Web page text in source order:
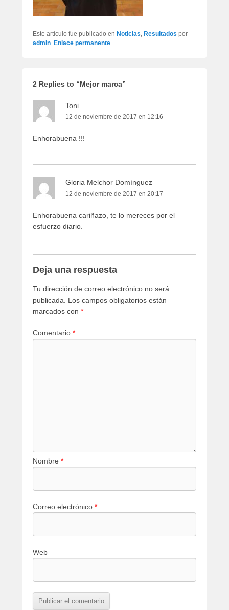
Este artículo fue publicado en Noticias, Resultados por
admin. Enlace permanente.
2 Replies to “Mejor marca”
Toni
12 de noviembre de 2017 en 12:16
Enhorabuena !!!
Gloria Melchor Domínguez
12 de noviembre de 2017 en 20:17
Enhorabuena cariñazo, te lo mereces por el
esfuerzo diario.
Deja una respuesta
Tu dirección de correo electrónico no será
publicada.
Los campos obligatorios están
marcados con *
Comentario *
Nombre *
Correo electrónico *
Web